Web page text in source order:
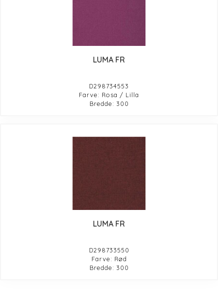
LUMA FR
D298734553
Farve: Rosa / Lilla
Bredde: 300
LUMA FR
D298733550
Farve: Rød
Bredde: 300